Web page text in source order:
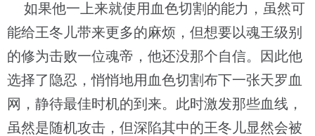
如果他一上来就使用血色切割的能力，虽然可
能给王冬儿带来更多的麻烦，但想要以魂王级别
的修为击败一位魂帝，他还没那个自信。因此他
选择了隐忍，悄悄地用血色切割布下一张天罗血
网，静待最佳时机的到来。此时激发那些血线，
虽然是随机攻击，但深陷其中的王冬儿显然会被